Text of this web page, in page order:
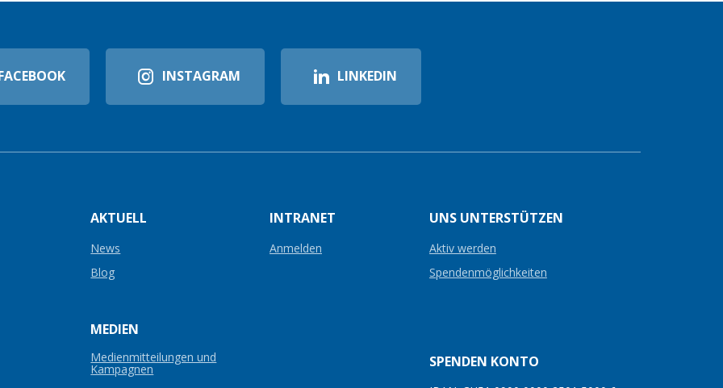
INSTAGRAM LINKEDIN
AKTUELL
News
Blog
MEDIEN
Medienmitteilungen und
Kampagnen
INTRANET
Anmelden
UNS UNTERSTÜTZEN
Aktiv werden
Spendenmöglichkeiten
SPENDEN KONTO